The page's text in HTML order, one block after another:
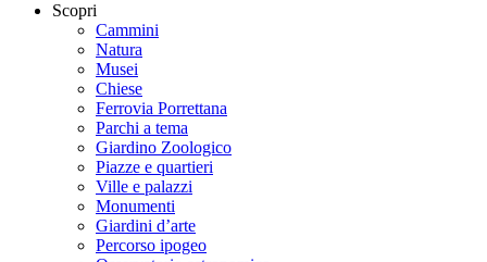
Scopri
Cammini
Natura
Musei
Chiese
Ferrovia Porrettana
Parchi a tema
Giardino Zoologico
Piazze e quartieri
Ville e palazzi
Monumenti
Giardini d’arte
Percorso ipogeo